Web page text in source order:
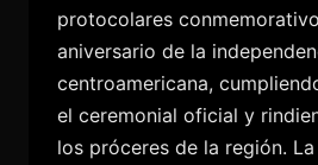
protocolares
aniversario de la
centroamericana,
el ceremonial oficial y
los próceres de la región.